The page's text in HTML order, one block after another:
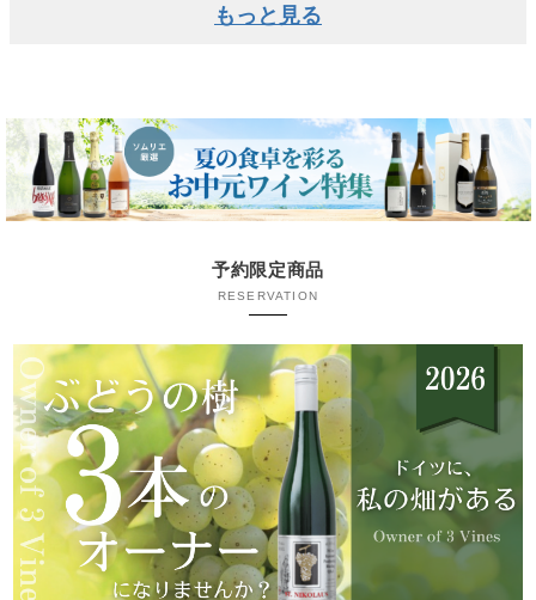
もっと見る
予約限定商品
RESERVATION